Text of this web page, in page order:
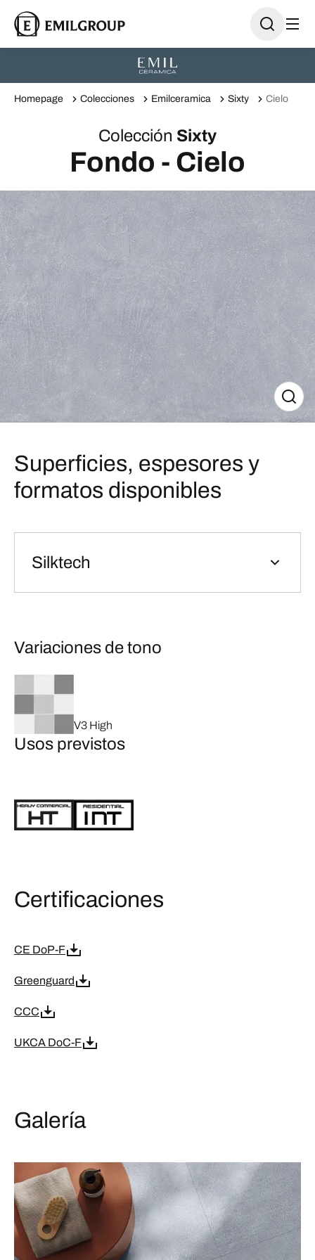
Homepage Colecciones Emilceramica Sixty Cielo
Colección Sixty
Fondo - Cielo
Superficies, espesores y
formatos disponibles
Silktech
Variaciones de tono
V3 High
Usos previstos
Certificaciones
CE DoP-F
Greenguard
CCC
UKCA DoC-F
Galería